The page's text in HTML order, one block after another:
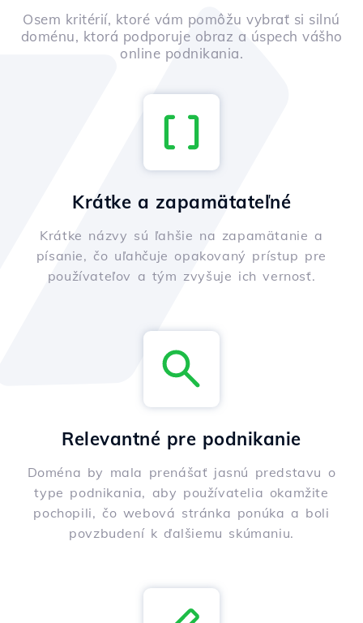
Osem kritérií, ktoré vám pomôžu vybrať si silnú
doménu, ktorá podporuje obraz a úspech vášho
online podnikania.
Krátke a zapamätateľné
Krátke názvy sú ľahšie na zapamätanie a
písanie, čo uľahčuje opakovaný prístup pre
používateľov a tým zvyšuje ich vernosť.
Relevantné pre podnikanie
Doména by mala prenášať jasnú predstavu o
type podnikania, aby používatelia okamžite
pochopili, čo webová stránka ponúka a boli
povzbudení k ďalšiemu skúmaniu.